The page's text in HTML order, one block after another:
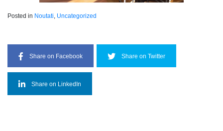
Posted in Noutati, Uncategorized
Share on Facebook Share on Twitter
Share on LinkedIn